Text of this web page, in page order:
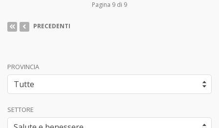
Pagina 9 di 9
PRECEDENTI
PROVINCIA
SETTORE